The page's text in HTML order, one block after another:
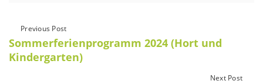
Previous Post
Sommerferienprogramm 2024 (Hort und
Kindergarten)
Next Post